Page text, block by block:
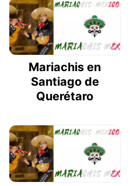
Mariachis en
Santiago de
Querétaro